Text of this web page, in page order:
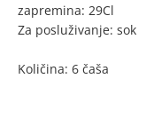
zapremina: 29Cl
Za posluživanje: sok
Količina: 6 čaša